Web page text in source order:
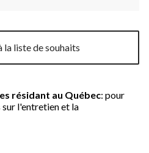
la liste de souhaits
résidant au Québec: pour
l'entretien et la